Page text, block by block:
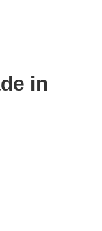
in